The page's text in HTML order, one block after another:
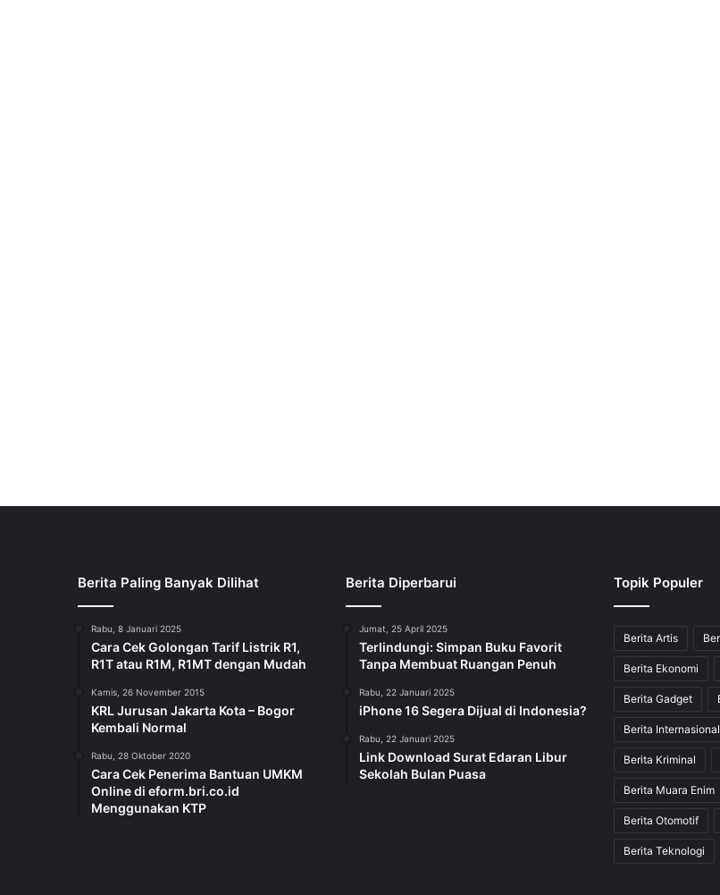
Berita Paling Banyak Dilihat
Rabu, 8 Januari 2025
Cara Cek Golongan Tarif Listrik R1,
R1T atau R1M, R1MT dengan Mudah
Kamis, 26 November 2015
KRL Jurusan Jakarta Kota – Bogor
Kembali Normal
Rabu, 28 Oktober 2020
Cara Cek Penerima Bantuan UMKM
Online di eform.bri.co.id
Menggunakan KTP
Berita Diperbarui
Jumat, 25 April 2025
Terlindungi: Simpan Buku Favorit
Tanpa Membuat Ruangan Penuh
Rabu, 22 Januari 2025
iPhone 16 Segera Dijual di Indonesia?
Rabu, 22 Januari 2025
Link Download Surat Edaran Libur
Sekolah Bulan Puasa
Topik Populer
Berita Artis
Berita Ekonomi
Berita Gadget
Berita Internasional
Berita Kriminal
Berita Muara Enim
Berita Otomotif
Berita Teknologi